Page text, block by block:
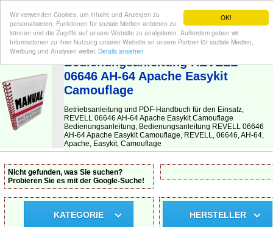
OK!
Wir verwenden Cookies, um Inhalte und Anzeigen zu
personalisieren, Funktionen für soziale Medien anbieten zu
können und die Zugriffe auf unsere Website zu analysieren. Außerdem geben wir
Informationen zu Ihrer Nutzung unserer Website an unsere Partner für soziale Medien,
Werbung und Analysen weiter. Details ansehen
BEDIENUNGSANLEITUNG| Hier finden Sie die deutsche Anleitung!
Bedienungsanleitung REVELL
06646 AH-64 Apache Easykit
Camouflage
Betriebsanleitung und PDF-Handbuch für den Einsatz,
REVELL 06646 AH-64 Apache Easykit Camouflage
Bedienungsanleitung, Bedienungsanleitung REVELL 06646
AH-64 Apache Easykit Camouflage, REVELL, 06646, AH-64,
Apache, Easykit, Camouflage
Nicht gefunden, was Sie suchen?
Probieren Sie es mit der Google-Suche!
KATEGORIE HERSTELLER